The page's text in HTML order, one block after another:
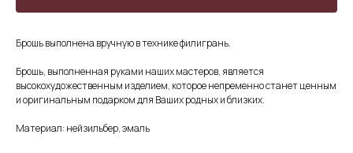
Брошь выполнена вручную в технике филигрань.
Брошь, выполненная руками наших мастеров, является
высокохудожественным изделием, которое непременно станет ценным
и оригинальным подарком для Ваших родных и близких.
Материал: нейзильбер, эмаль